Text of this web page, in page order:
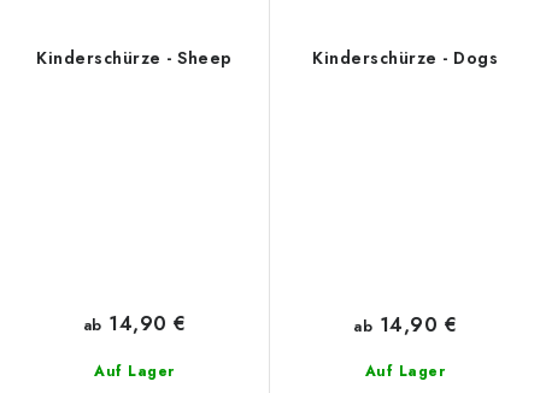
Kinderschürze - Sheep
Auf Lager
ab 14,90 €
Kinderschürze - Dogs
Auf Lager
ab 14,90 €